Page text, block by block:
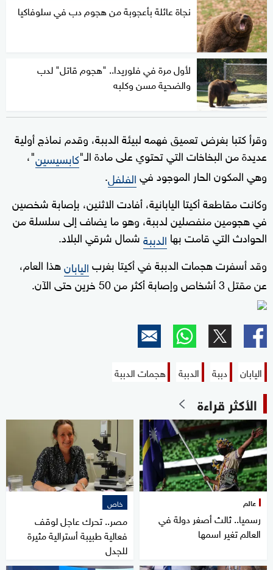
نجاة عائلة بأعجوبة من هجوم دب في سلوفاكيا
لأول مرة في فلوريدا.. "هجوم قاتل" لدب
والضحية مسن وكلبه
وقرأ كتبا بغرض تعميق فهمه لبيئة الدببة، وقدم نماذج أولية
عديدة من البخاخات التي تحتوي على مادة الـ"كابسيسين"،
وهي المكون الحار الموجود فيالفلفل.
وكانت مقاطعة أكيتا اليابانية، أفادت الاثنين، بإصابة شخصين
في هجومين منفصلين لدببة، وهو ما يضاف إلى سلسلة من
الحوادث التي قامت بها الدببةشمال شرقي البلاد.
وقد أسفرت هجمات الدببة في أكيتا بغرباليابانهذا العام،
عن مقتل 3 أشخاص وإصابة أكثر من 50 خرين حتى الآن.
اليابان دببة الدببة هجمات الدببة
الأكثر قراءة
عالم
رسميا.. ثالث أصغر دولة في
العالم تغير اسمها
خاص
مصر.. تحرك عاجل لوقف
فعالية طبيبة أسترالية مثيرة
للجدل